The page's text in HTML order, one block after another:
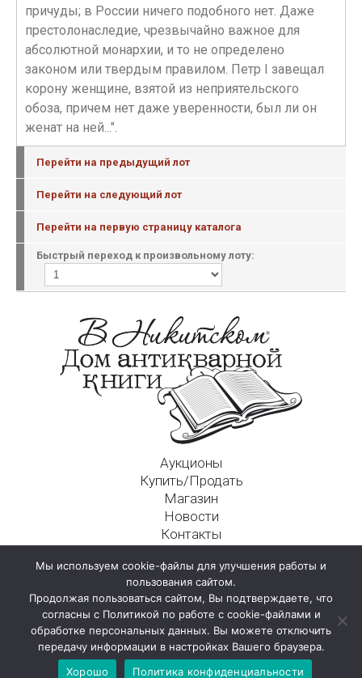
причуды; в России ничего подобного нет. Даже
престолонаследие, чрезвычайно важное для
абсолютной монархии, и то не определено
законом или твердым правилом. Петр I завещал
корону женщине, взятой из неприятельского
обоза, причем нет даже уверенности, был ли он
женат на ней...".
Перейти на предыдущий лот
Перейти на следующий лот
Перейти на первую страницу каталога
Быстрый переход к произвольному лоту:
Аукционы
Купить/Продать
Магазин
Новости
Контакты
125009, г. Москва, Никитский пер., д. 4а, стр. 1
Мы используем cookie-файлы для улучшения работы и
пользования сайтом.
Продолжая пользоваться сайтом, Вы подтверждаете, что
согласны с Политикой по работе с cookie-файлами и
обработке персональных данных. Вы можете отключить
передачу информации в настройках Вашего браузера.
Хорошо
Политика конфиденциальности